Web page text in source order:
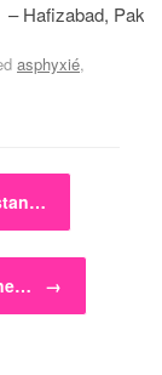
– Hafizabad,
asphyxié,
→